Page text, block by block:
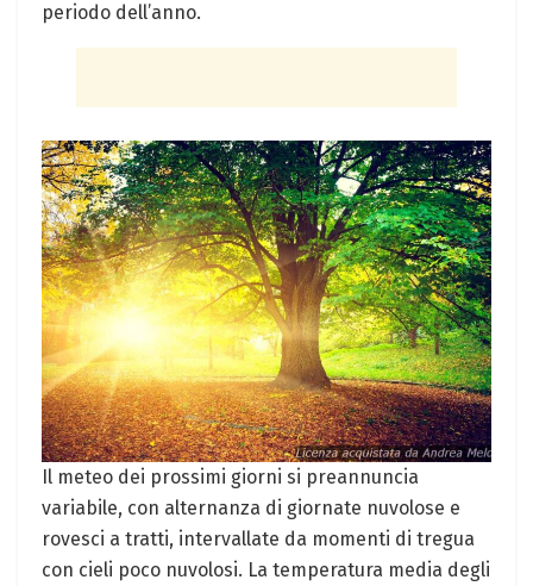
⁤periodo dell’anno.
Il meteo dei prossimi ⁢giorni ⁤si ‌preannuncia
variabile, con alternanza di giornate nuvolose e
rovesci a tratti, intervallate da momenti di⁤ tregua
con cieli poco nuvolosi. La temperatura media degli